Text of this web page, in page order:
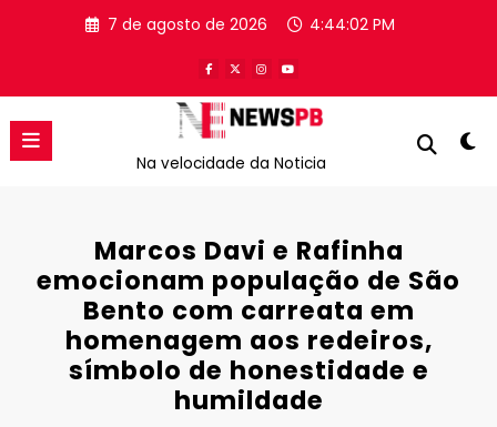
7 de agosto de 2026 4:44:02 PM
Na velocidade da Noticia
Marcos Davi e Rafinha
emocionam população de São
Bento com carreata em
homenagem aos redeiros,
símbolo de honestidade e
humildade